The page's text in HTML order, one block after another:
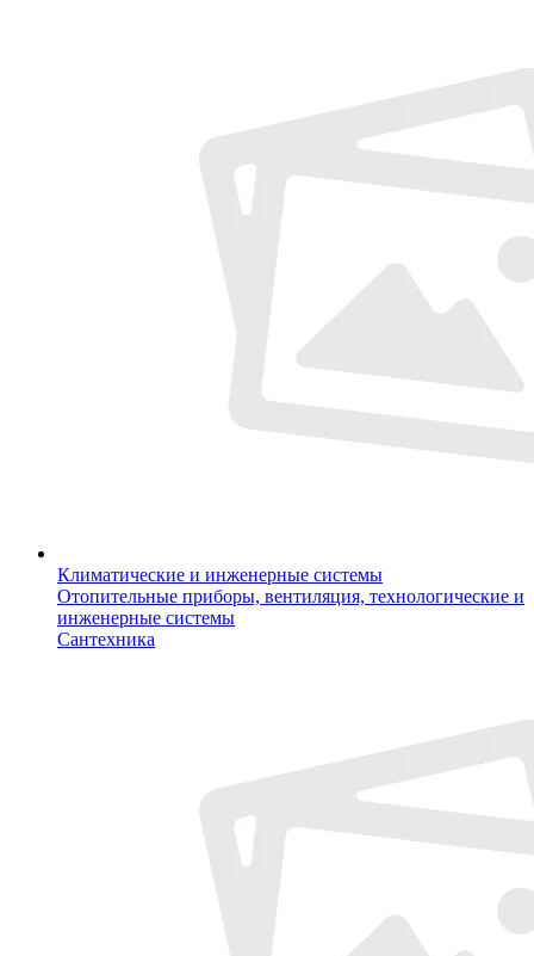
Климатические и инженерные системы
Отопительные приборы, вентиляция, технологические и
инженерные системы
Сантехника